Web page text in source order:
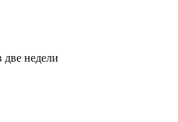
две недели